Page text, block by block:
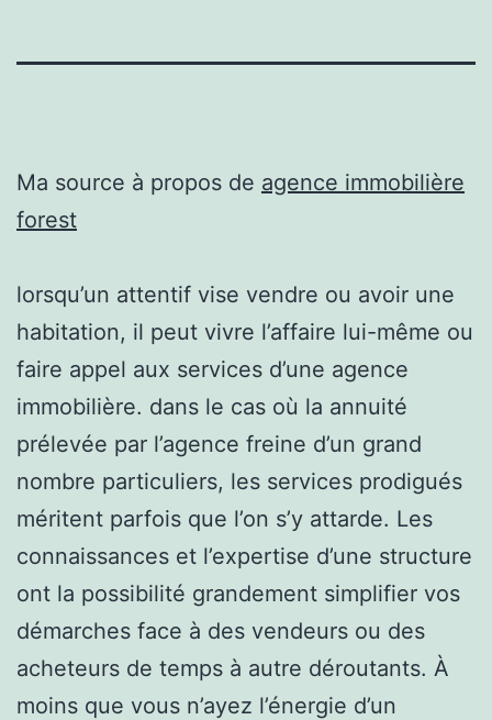
Ma source à propos de agence immobilière
forest
lorsqu’un attentif vise vendre ou avoir une
habitation, il peut vivre l’affaire lui-même ou
faire appel aux services d’une agence
immobilière. dans le cas où la annuité
prélevée par l’agence freine d’un grand
nombre particuliers, les services prodigués
méritent parfois que l’on s’y attarde. Les
connaissances et l’expertise d’une structure
ont la possibilité grandement simplifier vos
démarches face à des vendeurs ou des
acheteurs de temps à autre déroutants. À
moins que vous n’ayez l’énergie d’un